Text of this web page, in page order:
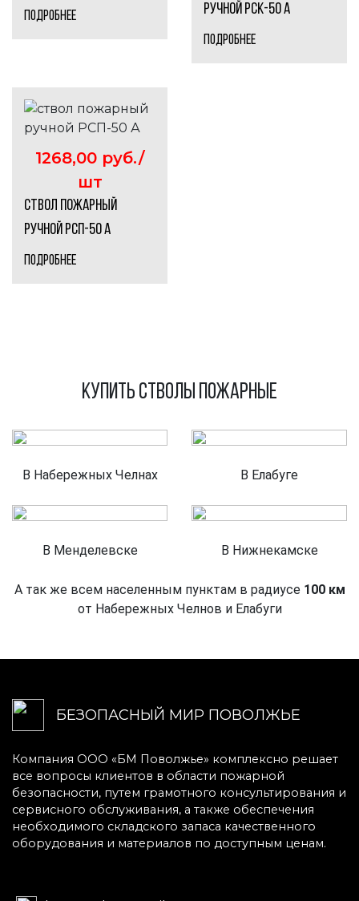
ПОДРОБНЕЕ
ручной РСК-50 А
ПОДРОБНЕЕ
1268,00 руб./
шт
ствол пожарный
ручной РСП-50 А
ПОДРОБНЕЕ
Купить Стволы пожарные
В Набережных Челнах В Елабуге
В Менделевске В Нижнекамске
А так же всем населенным пунктам в радиусе 100 км
от Набережных Челнов и Елабуги
БЕЗОПАСНЫЙ МИР ПОВОЛЖЬЕ
Компания ООО «БМ Поволжье» комплексно решает
все вопросы клиентов в области пожарной
безопасности, путем грамотного консультирования и
сервисного обслуживания, а также обеспечения
необходимого складского запаса качественного
оборудования и материалов по доступным ценам.